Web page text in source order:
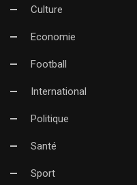
Culture
Economie
Football
International
Politique
Santé
Sport